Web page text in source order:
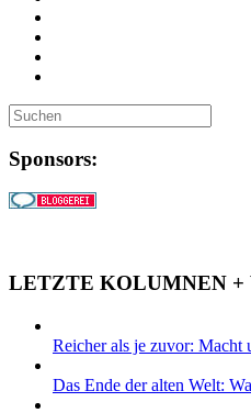
Sponsors:
LETZTE KOLUMNEN +
Reicher als je zuvor: Macht
Das Ende der alten Welt: